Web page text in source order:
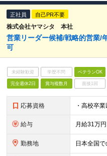
正社員 自己PR不要
株式会社ヤマシタ 本社
営業リーダー候補/戦略的営業/
可
未経験歓迎 学歴不問 ベテランOK
完全週休2日 賞与複数月 面接1回
応募資格
給与
勤務地